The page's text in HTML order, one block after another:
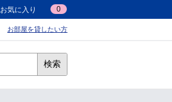
お気に入り 0
お部屋を貸したい方
検索